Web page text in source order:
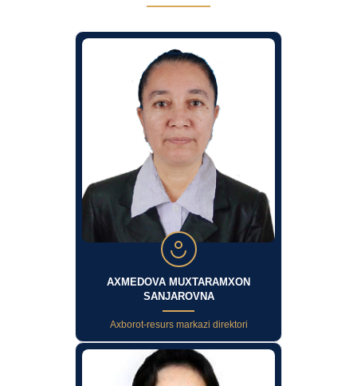
AXMEDOVA MUXTARAMXON
SANJAROVNA
Axborot-resurs markazi direktori